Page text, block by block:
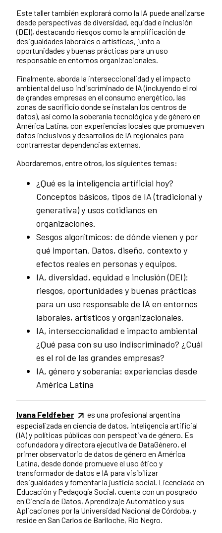
Este taller también explorará como la IA puede analizarse
desde perspectivas de diversidad, equidad e inclusión
(DEI), destacando riesgos como la amplificación de
desigualdades laborales o artísticas, junto a
oportunidades y buenas prácticas para un uso
responsable en entornos organizacionales.
Finalmente, aborda la interseccionalidad y el impacto
ambiental del uso indiscriminado de IA (incluyendo el rol
de grandes empresas en el consumo energético, las
zonas de sacrificio donde se instalan los centros de
datos), así como la soberanía tecnológica y de género en
América Latina, con experiencias locales que promueven
datos inclusivos y desarrollos de IA regionales para
contrarrestar dependencias externas.
Abordaremos, entre otros, los siguientes temas:
¿Qué es la inteligencia artificial hoy?
Conceptos básicos, tipos de IA (tradicional y
generativa) y usos cotidianos en
organizaciones.
Sesgos algorítmicos: de dónde vienen y por
qué importan. Datos, diseño, contexto y
efectos reales en personas y equipos.
IA, diversidad, equidad e inclusión (DEI):
riesgos, oportunidades y buenas prácticas
para un uso responsable de IA en entornos
laborales, artísticos y organizacionales.
IA, interseccionalidad e impacto ambiental
¿Qué pasa con su uso indiscriminado? ¿Cuál
es el rol de las grandes empresas?
IA, género y soberanía: experiencias desde
América Latina
Ivana Feldfeber
es una profesional argentina
especializada en ciencia de datos, inteligencia artificial
(IA) y políticas públicas con perspectiva de género. Es
cofundadora y directora ejecutiva de DataGénero, el
primer observatorio de datos de género en América
Latina, desde donde promueve el uso ético y
transformador de datos e IA para visibilizar
desigualdades y fomentar la justicia social. Licenciada en
Educación y Pedagogía Social, cuenta con un posgrado
en Ciencia de Datos, Aprendizaje Automático y sus
Aplicaciones por la Universidad Nacional de Córdoba, y
reside en San Carlos de Bariloche, Río Negro.